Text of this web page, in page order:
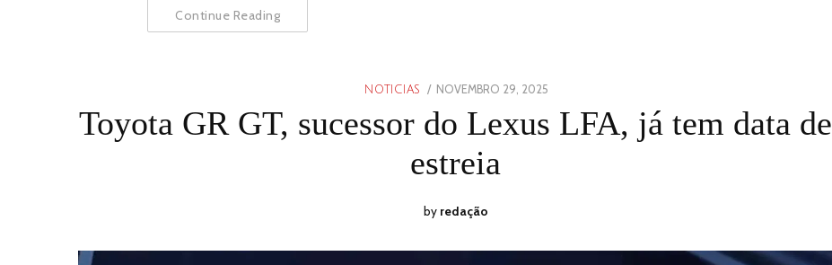
Continue Reading
NOTICIAS
POSTED
ON
NOVEMBRO 29, 2025
29,
2025
Toyota GR GT, sucessor do Lexus LFA, já tem data de
estreia
by redação